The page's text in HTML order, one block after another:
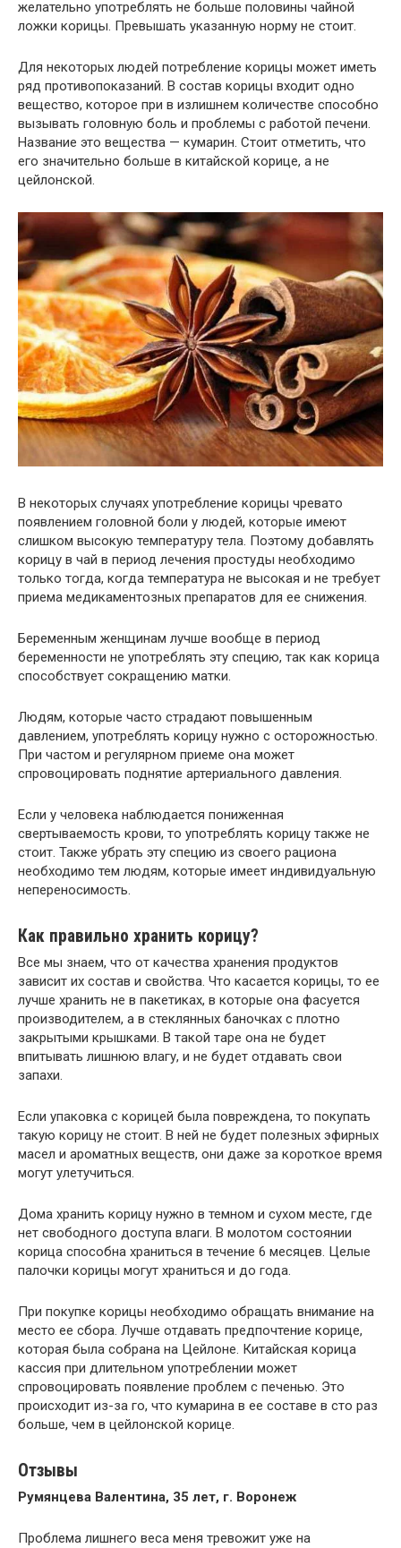
желательно употреблять не больше половины чайной
ложки корицы. Превышать указанную норму не стоит.
Для некоторых людей потребление корицы может иметь
ряд противопоказаний. В состав корицы входит одно
вещество, которое при в излишнем количестве способно
вызывать головную боль и проблемы с работой печени.
Название это вещества — кумарин. Стоит отметить, что
его значительно больше в китайской корице, а не
цейлонской.
В некоторых случаях употребление корицы чревато
появлением головной боли у людей, которые имеют
слишком высокую температуру тела. Поэтому добавлять
корицу в чай в период лечения простуды необходимо
только тогда, когда температура не высокая и не требует
приема медикаментозных препаратов для ее снижения.
Беременным женщинам лучше вообще в период
беременности не употреблять эту специю, так как корица
способствует сокращению матки.
Людям, которые часто страдают повышенным
давлением, употреблять корицу нужно с осторожностью.
При частом и регулярном приеме она может
спровоцировать поднятие артериального давления.
Если у человека наблюдается пониженная
свертываемость крови, то употреблять корицу также не
стоит. Также убрать эту специю из своего рациона
необходимо тем людям, которые имеет индивидуальную
непереносимость.
Как правильно хранить корицу?
Все мы знаем, что от качества хранения продуктов
зависит их состав и свойства. Что касается корицы, то ее
лучше хранить не в пакетиках, в которые она фасуется
производителем, а в стеклянных баночках с плотно
закрытыми крышками. В такой таре она не будет
впитывать лишнюю влагу, и не будет отдавать свои
запахи.
Если упаковка с корицей была повреждена, то покупать
такую корицу не стоит. В ней не будет полезных эфирных
масел и ароматных веществ, они даже за короткое время
могут улетучиться.
Дома хранить корицу нужно в темном и сухом месте, где
нет свободного доступа влаги. В молотом состоянии
корица способна храниться в течение 6 месяцев. Целые
палочки корицы могут храниться и до года.
При покупке корицы необходимо обращать внимание на
место ее сбора. Лучше отдавать предпочтение корице,
которая была собрана на Цейлоне. Китайская корица
кассия при длительном употреблении может
спровоцировать появление проблем с печенью. Это
происходит из-за го, что кумарина в ее составе в сто раз
больше, чем в цейлонской корице.
Отзывы
Румянцева Валентина, 35 лет, г. Воронеж
Проблема лишнего веса меня тревожит уже на